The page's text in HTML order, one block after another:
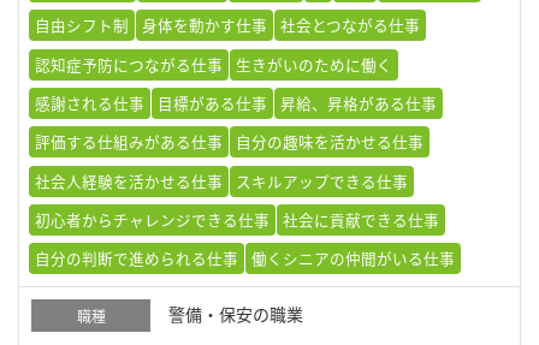
自由シフト制
身体を動かす仕事
社会とつながる仕事
認知症予防につながる仕事
生きがいのために働く
感謝される仕事
目標がある仕事
昇給、昇格がある仕事
評価する仕組みがある仕事
自分の趣味を活かせる仕事
社会人経験を活かせる仕事
スキルアップできる仕事
初心者からチャレンジできる仕事
社会に貢献できる仕事
自分の判断で進められる仕事
働くシニアの仲間がいる仕事
職種 警備・保安の職業